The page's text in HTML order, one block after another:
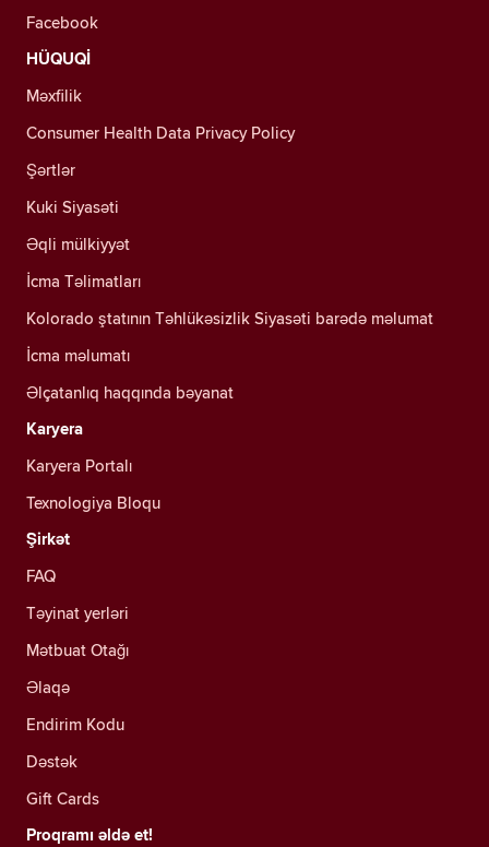
Facebook
HÜQUQİ
Məxfilik
Consumer Health Data Privacy Policy
Şərtlər
Kuki Siyasəti
Əqli mülkiyyət
İcma Təlimatları
Kolorado ştatının Təhlükəsizlik Siyasəti barədə məlumat
İcma məlumatı
Əlçatanlıq haqqında bəyanat
Karyera
Karyera Portalı
Texnologiya Bloqu
Şirkət
FAQ
Təyinat yerləri
Mətbuat Otağı
Əlaqə
Endirim Kodu
Dəstək
Gift Cards
Proqramı əldə et!